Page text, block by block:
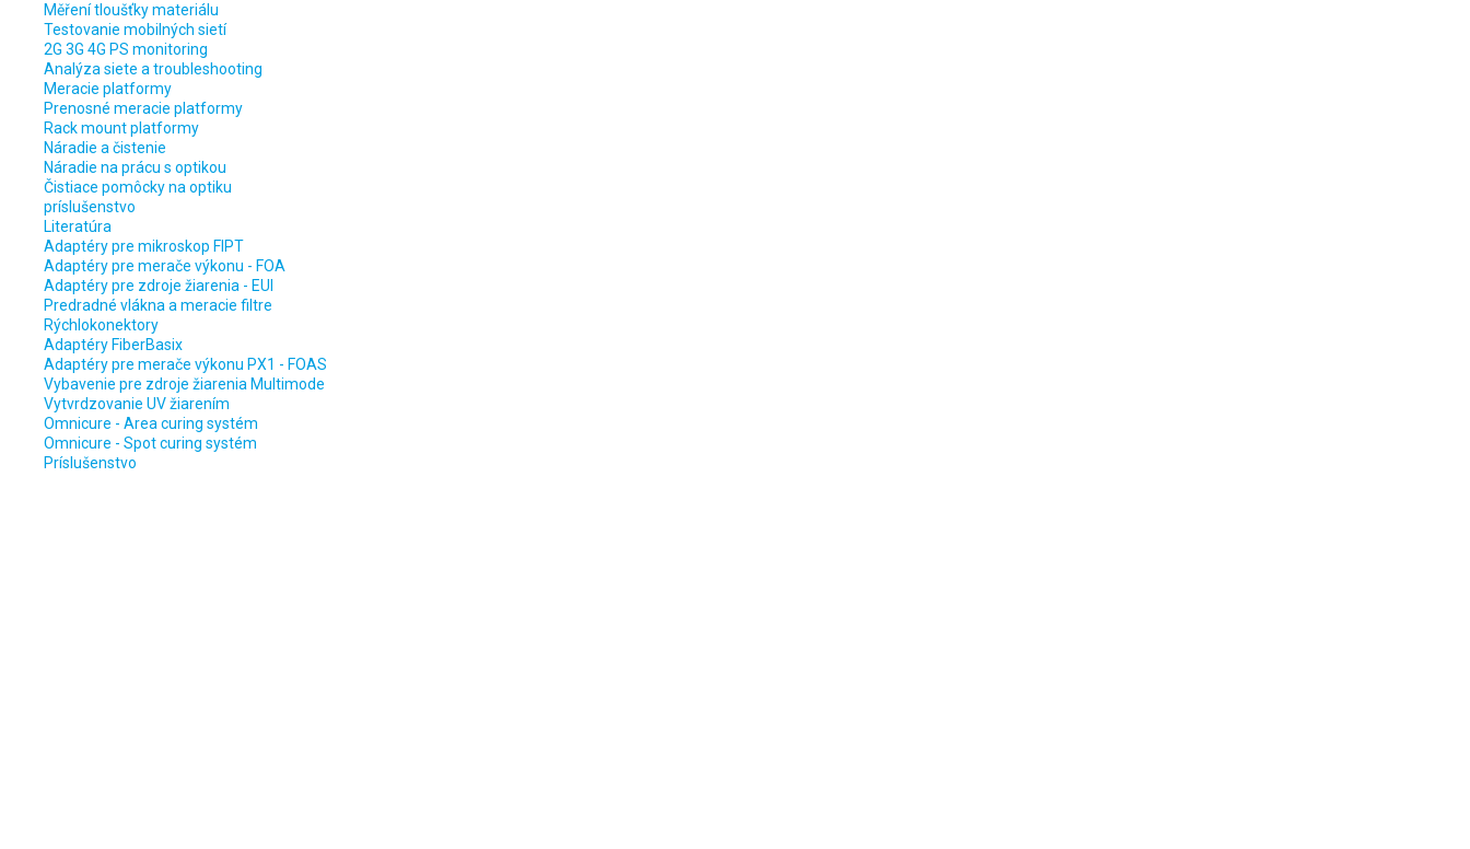
Měření tloušťky materiálu
Testovanie mobilných sietí
2G 3G 4G PS monitoring
Analýza siete a troubleshooting
Meracie platformy
Prenosné meracie platformy
Rack mount platformy
Náradie a čistenie
Náradie na prácu s optikou
Čistiace pomôcky na optiku
príslušenstvo
Literatúra
Adaptéry pre mikroskop FIPT
Adaptéry pre merače výkonu - FOA
Adaptéry pre zdroje žiarenia - EUI
Predradné vlákna a meracie filtre
Rýchlokonektory
Adaptéry FiberBasix
Adaptéry pre merače výkonu PX1 - FOAS
Vybavenie pre zdroje žiarenia Multimode
Vytvrdzovanie UV žiarením
Omnicure - Area curing systém
Omnicure - Spot curing systém
Príslušenstvo